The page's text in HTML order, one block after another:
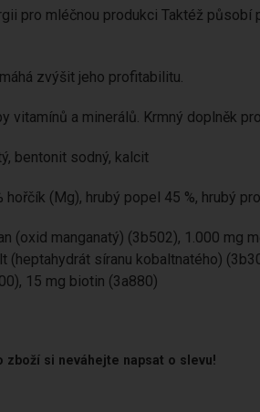
pro mléčnou produkci Taktéž působí
zvýšit jeho profitabilitu.
vitamínů a minerálů. Krmný doplněk
bentonit sodný, kalcit
(Mg), hrubý popel 45 %, hrubý
(oxid manganatý) (3b502), 1.000 mg
síranu kobaltnatého)
15 mg biotin (3a880)
si neváhejte napsat o slevu!